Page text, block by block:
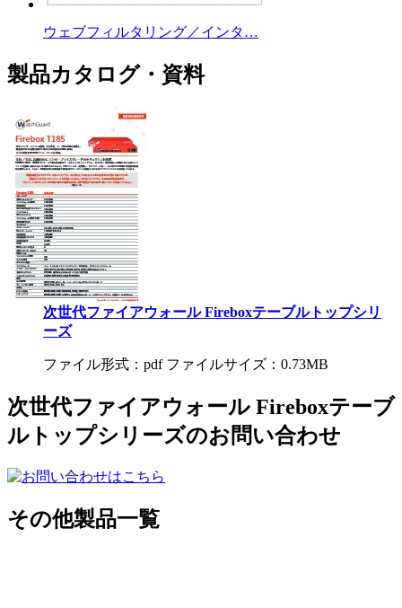
ウェブフィルタリング／インタ…
製品カタログ・資料
次世代ファイアウォール Fireboxテーブルトップシリ
ーズ
ファイル形式：pdf ファイルサイズ：0.73MB
次世代ファイアウォール Fireboxテーブ
ルトップシリーズのお問い合わせ
その他製品一覧